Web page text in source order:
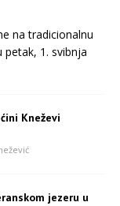
na tradicionalnu
petak, 1. svibnja
Kneževi
jezeru u